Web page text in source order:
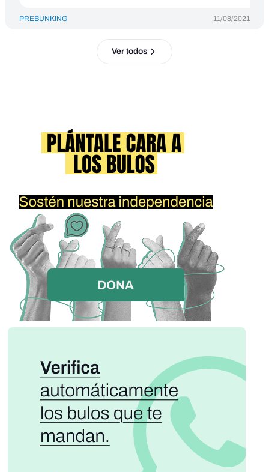
PREBUNKING 11/08/2021
Ver todos